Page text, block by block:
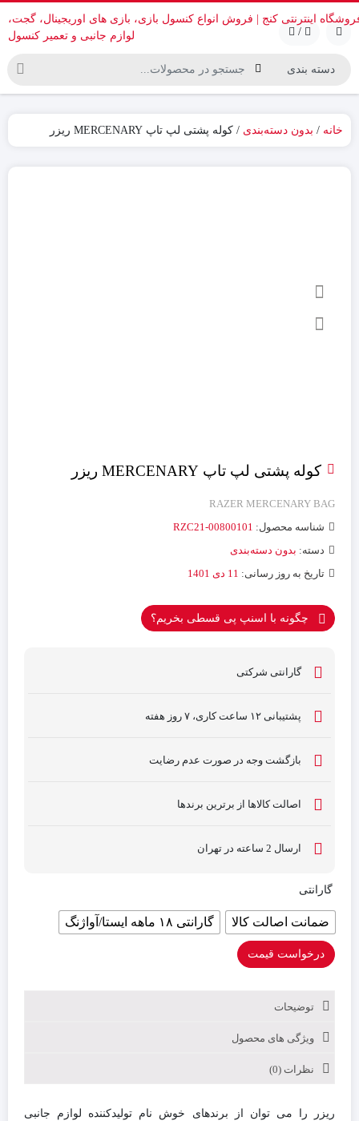
/
خانه / بدون دسته‌بندی / کوله پشتی لپ تاپ MERCENARY ریزر
کوله پشتی لپ تاپ MERCENARY ریزر
RAZER MERCENARY BAG
شناسه محصول: RZC21-00800101
دسته: بدون دسته‌بندی
تاریخ به روز رسانی: 11 دی 1401
چگونه با اسنپ پی قسطی بخریم؟
گارانتی شرکتی
پشتیبانی ۱۲ ساعت کاری، ۷ روز هفته
بازگشت وجه در صورت عدم رضایت
اصالت کالاها از برترین برندها
ارسال 2 ساعته در تهران
گارانتی
ضمانت اصالت کالا گارانتی ۱۸ ماهه ایستا/آواژنگ
درخواست قیمت
توضیحات
ویژگی های محصول
نظرات (0)
ریزر را می توان از برندهای خوش نام تولیدکننده لوازم جانبی